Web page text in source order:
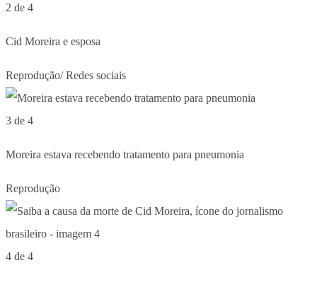
2 de 4
Cid Moreira e esposa
Reprodução/ Redes sociais
3 de 4
Moreira estava recebendo tratamento para pneumonia
Reprodução
4 de 4